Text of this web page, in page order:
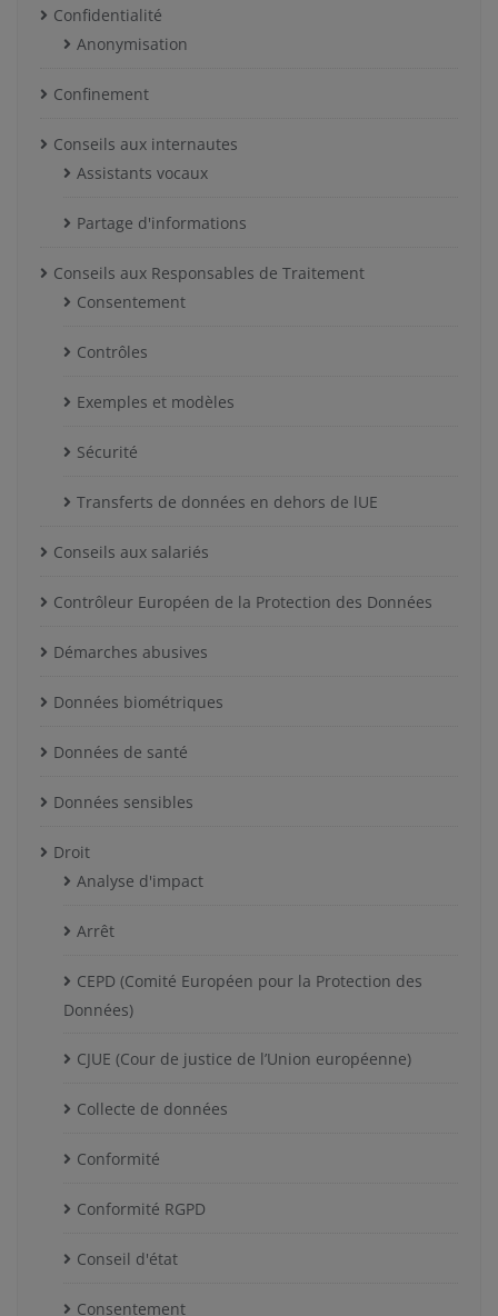
Confidentialité
Anonymisation
Confinement
Conseils aux internautes
Assistants vocaux
Partage d'informations
Conseils aux Responsables de Traitement
Consentement
Contrôles
Exemples et modèles
Sécurité
Transferts de données en dehors de lUE
Conseils aux salariés
Contrôleur Européen de la Protection des Données
Démarches abusives
Données biométriques
Données de santé
Données sensibles
Droit
Analyse d'impact
Arrêt
CEPD (Comité Européen pour la Protection des
Données)
CJUE (Cour de justice de l’Union européenne)
Collecte de données
Conformité
Conformité RGPD
Conseil d'état
Consentement